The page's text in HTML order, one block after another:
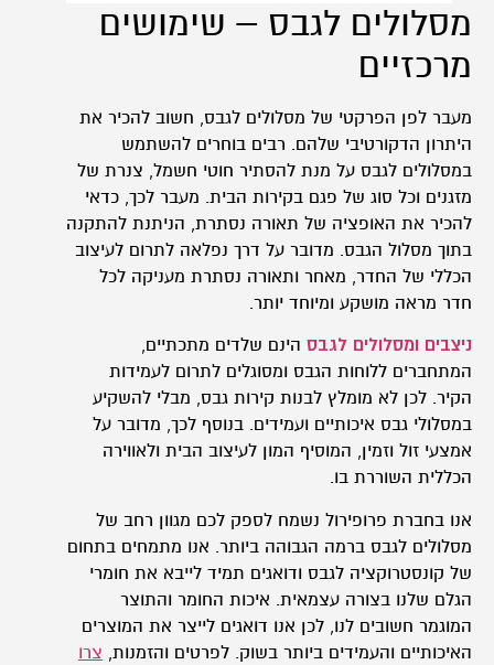
מסלולים לגבס – שימושים
מרכזיים
מעבר לפן הפרקטי של מסלולים לגבס, חשוב להכיר את
היתרון הדקורטיבי שלהם. רבים בוחרים להשתמש
במסלולים לגבס על מנת להסתיר חוטי חשמל, צנרת של
מזגנים וכל סוג של פגם בקירות הבית. מעבר לכך, כדאי
להכיר את האופציה של תאורה נסתרת, הניתנת להתקנה
בתוך מסלול הגבס. מדובר על דרך נפלאה לתרום לעיצוב
הכללי של החדר, מאחר ותאורה נסתרת מעניקה לכל
חדר מראה מושקע ומיוחד יותר.
ניצבים ומסלולים לגבס הינם שלדים מתכתיים,
המתחברים ללוחות הגבס ומסוגלים לתרום לעמידות
הקיר. לכן לא מומלץ לבנות קירות גבס, מבלי להשקיע
במסלולי גבס איכותיים ועמידים. בנוסף לכך, מדובר על
אמצעי זול וזמין, המוסיף המון לעיצוב הבית ולאווירה
הכללית השוררת בו.
אנו בחברת פרופירול נשמח לספק לכם מגוון רחב של
מסלולים לגבס ברמה הגבוהה ביותר. אנו מתמחים בתחום
של קונסטרוקציה לגבס ודואגים תמיד לייבא את חומרי
הגלם שלנו בצורה עצמאית. איכות החומר והתוצר
המוגמר חשובים לנו, לכן אנו דואגים לייצר את המוצרים
האיכותיים והעמידים ביותר בשוק. לפרטים והזמנות, צרו